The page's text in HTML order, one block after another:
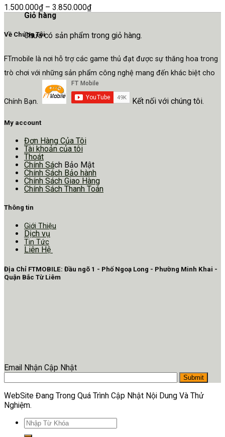
Giỏ hàng
Chưa có sản phẩm trong giỏ hàng.
1.500.000₫ – 3.850.000₫
Về Chúng Tôi
FTmobile là nơi hỗ trợ các game thủ đạt được sự thăng hoa trong
trò chơi với những sản phẩm công nghệ mang đến khác biệt cho
Chính Bạn. Kết nối với chúng tôi.
My account
Đơn Hàng Của Tôi
Tài khoản của tôi
Thoát
Chính Sách Bảo Mật
Chính Sách Bảo hành
Chính Sách Giao Hàng
Chính Sách Thanh Toán
Thông tin
Giới Thiệu
Dịch vụ
Tin Tức
Liên Hệ
Địa Chỉ FTMOBILE: Đầu ngõ 1 - Phố Ngoạ Long - Phường Minh Khai -
Quận Bắc Từ Liêm
Email Nhận Cập Nhật
WebSite Đang Trong Quá Trình Cập Nhật Nội Dung Và Thử
Nghiệm.
Tìm
kiếm: